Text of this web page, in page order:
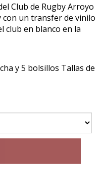
Club de Rugby Arroyo
con un transfer de vinilo
club en blanco en la
y 5 bolsillos Tallas de